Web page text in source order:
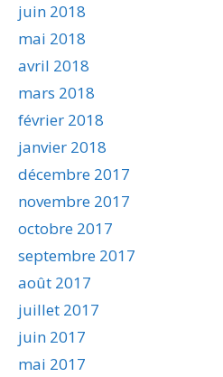
juin 2018
mai 2018
avril 2018
mars 2018
février 2018
janvier 2018
décembre 2017
novembre 2017
octobre 2017
septembre 2017
août 2017
juillet 2017
juin 2017
mai 2017